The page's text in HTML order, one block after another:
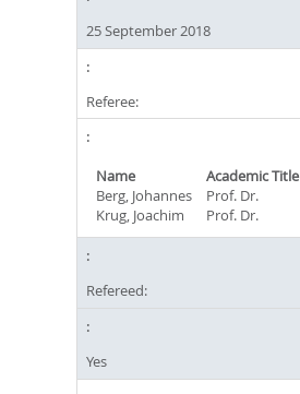
25 September 2018
Referee:
Name
Academic Title
Berg, Johannes
Prof. Dr.
Krug, Joachim
Prof. Dr.
Refereed:
Yes